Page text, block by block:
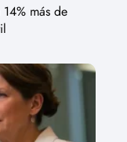
más de